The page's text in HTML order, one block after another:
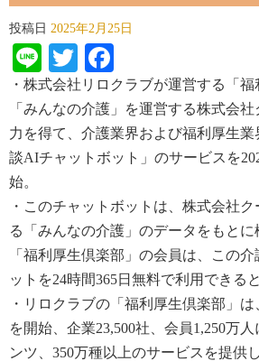
投稿日 2025年2月25日
LineTwitter
・ 株式会社 リロクラブが運営する 「 福
「 みんなの介護 」 を運営する株式会社
力 を得て 介護業界および福利厚生業
談AIチャットボット 」 のサービスを
始。
・このチャットボットは
株式会社ク
る
「 みんなの介護 」 のデータをもとに
「 福利厚生倶楽部 」 の会員は この介
ットを24時間365日無料で利用 できる
・リロクラブの 「 福利厚生倶楽部 」 は
を開始 企業23,500社 会員1,250万人
ンツ 350万種以上のサービスを提供